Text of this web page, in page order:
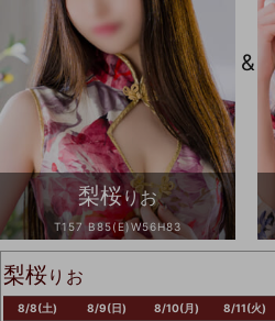
梨桜りお
T157 B85(E)W56H83
&
梨桜りお
8/8(土)
8/9(日)
8/10(月)
8/11(火)